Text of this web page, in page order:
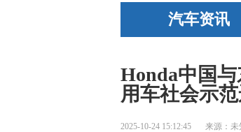
汽车资讯
Honda中国
用车社会示
2025-10-24 15:12:45 来源： 未